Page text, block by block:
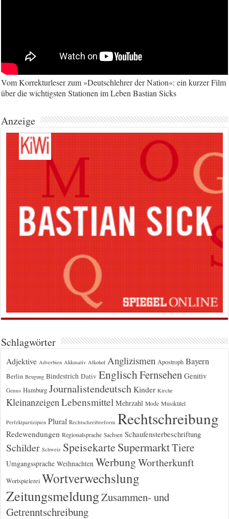
Vom Korrekturleser zum »Deutschlehrer der Nation«: ein kurzer Film
über die wichtigsten Stationen im Leben Bastian Sicks
Anzeige
Schlagwörter
Adjektive Adverbien Akkusativ Alkohol Anglizismen Apostroph Bayern
Berlin Beugung Bindestrich Dativ EnglischFernsehen Genitiv
Genus Hamburg Journalistendeutsch Kinder Kirche
Kleinanzeigen Lebensmittel Mehrzahl Mode Musiktitel
Perfektpartizipien Plural Rechtschreibreform Rechtschreibung
Redewendungen Regionalsprache Sachsen Schaufensterbeschriftung
Schilder Schweiz Speisekarte SupermarktTiere
Umgangssprache Weihnachten WerbungWortherkunft
Wortspielerei Wortverwechslung
ZeitungsmeldungZusammen- und
Getrenntschreibung